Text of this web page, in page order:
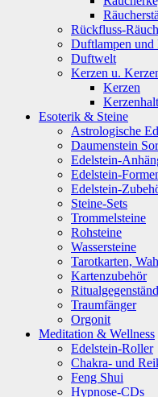
Rückfluss-
Duftlampen und
Duftwelt
Kerzen u.
Kerzen
Esoterik & Steine
Astrologische
Daumenstein
Edelstein-
Edelstein-
Edelstein-
Steine-Sets
Trommelsteine
Rohsteine
Wassersteine
Tarotkarten,
Kartenzubehör
Traumfänger
Orgonit
Meditation & Wellness
Edelstein-Roller
Chakra- und
Feng Shui
Hypnose-CDs